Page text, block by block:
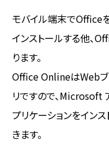
モバイル端末でOffice
インストールする他、
ります。
Office OnlineはWeb
リですので、Microsoft
プリケーションをイン
きます。